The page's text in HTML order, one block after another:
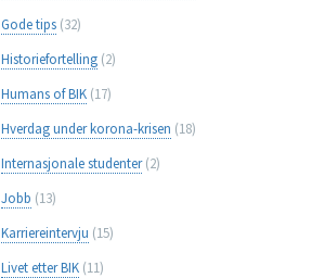
Gode tips(32)
Historiefortelling(2)
Humans of BIK(17)
Hverdag under korona-krisen (18)
Internasjonale studenter(2)
Jobb (13)
Karriereintervju (15)
Livet etter BIK(11)